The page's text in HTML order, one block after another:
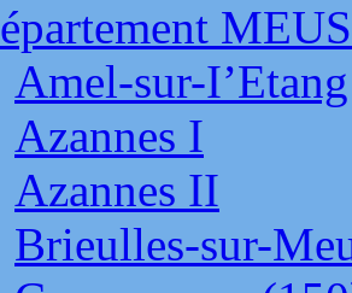
Amel-sur-
Azannes I
Azannes II
Brieulles-sur-